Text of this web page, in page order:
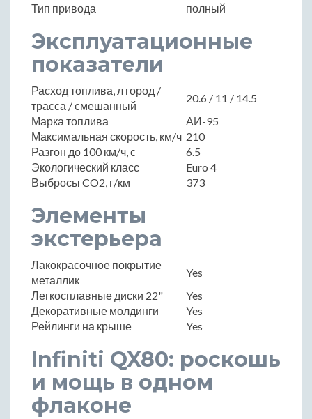
Тип привода
полный
Эксплуатационные
показатели
Расход топлива, л город /
трасса / смешанный
20.6 / 11 / 14.5
Марка топлива
АИ-95
Максимальная скорость, км/ч 210
Разгон до 100 км/ч, с
6.5
Экологический класс
Euro 4
Выбросы CO2, г/км
373
Элементы
экстерьера
Лакокрасочное покрытие
металлик
Yes
Легкосплавные диски 22"
Yes
Декоративные молдинги
Yes
Рейлинги на крыше
Yes
Infiniti QX80: роскошь
и мощь в одном
флаконе